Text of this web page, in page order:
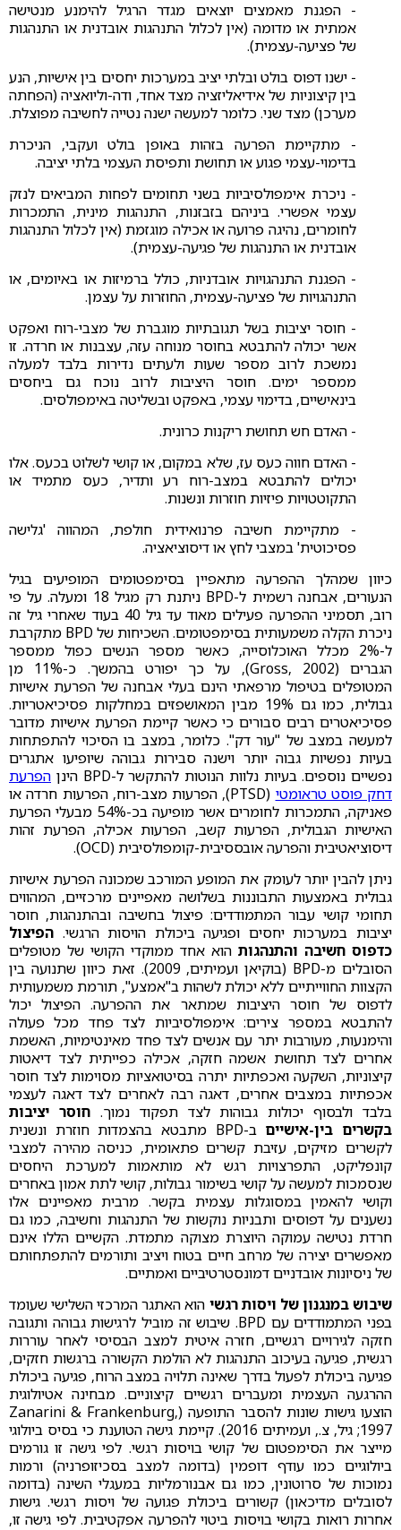
- הפגנת מאמצים יוצאים מגדר הרגיל להימנע מנטישה
אמתית או מדומה (אין לכלול התנהגות אובדנית או התנהגות
של פציעה-עצמית).
- ישנו דפוס בולט ובלתי יציב במערכות יחסים בין אישיות, הנע
בין קיצוניות של אידיאליזציה מצד אחד, ודה-וליואציה (הפחתה
מערכן) מצד שני. כלומר למעשה ישנה נטייה לחשיבה מפוצלת.
- מתקיימת הפרעה בזהות באופן בולט ועקבי, הניכרת
בדימוי-עצמי פגוע או תחושת ותפיסת העצמי בלתי יציבה.
- ניכרת אימפולסיביות בשני תחומים לפחות המביאים לנזק
עצמי אפשרי. ביניהם בזבזנות, התנהגות מינית, התמכרות
לחומרים, נהיגה פרועה או אכילה מוגזמת (אין לכלול התנהגות
אובדנית או התנהגות של פגיעה-עצמית).
- הפגנת התנהגויות אובדניות, כולל ברמיזות או באיומים, או
התנהגויות של פציעה-עצמית, החוזרות על עצמן.
- חוסר יציבות בשל תגובתיות מוגברת של מצבי-רוח ואפקט
אשר יכולה להתבטא בחוסר מנוחה עזה, עצבנות או חרדה. זו
נמשכת לרוב מספר שעות ולעתים נדירות בלבד למעלה
ממספר ימים. חוסר היציבות לרוב נוכח גם ביחסים
בינאישיים, בדימוי עצמי, באפקט ובשליטה באימפולסים.
- האדם חש תחושת ריקנות כרונית.
- האדם חווה כעס עז, שלא במקום, או קושי לשלוט בכעס. אלו
יכולים להתבטא במצב-רוח רע ותדיר, כעס מתמיד או
התקוטטויות פיזיות חוזרות ונשנות.
- מתקיימת חשיבה פרנואידית חולפת, המהווה 'גלישה
פסיכוטית' במצבי לחץ או דיסוציאציה.
כיוון שמהלך ההפרעה מתאפיין בסימפטומים המופיעים בגיל
הנעורים, אבחנה רשמית ל-BPD ניתנת רק מגיל 18 ומעלה. על פי
רוב, תסמיני ההפרעה פעילים מאוד עד גיל 40 בעוד שאחרי גיל זה
ניכרת הקלה משמעותית בסימפטומים. השכיחות של BPD מתקרבת
ל-2% מכלל האוכלוסייה, כאשר מספר הנשים כפול ממספר
הגברים (Gross, 2002), על כך יפורט בהמשך. כ-11% מן
המטופלים בטיפול מרפאתי הינם בעלי אבחנה של הפרעת אישיות
גבולית, כמו גם 19% מבין המאושפזים במחלקות פסיכיאטריות.
פסיכיאטרים רבים סבורים כי כאשר קיימת הפרעת אישיות מדובר
למעשה במצב של "עור דק". כלומר, במצב בו הסיכוי להתפתחות
בעיות נפשיות גבוה יותר וישנה סבירות גבוהה שיופיעו אתגרים
נפשיים נוספים. בעיות נלוות הנוטות להתקשר ל-BPD הינן
הפרעת
דחק פוסט טראומטי
(PTSD), הפרעות מצב-רוח, הפרעות חרדה או
פאניקה, התמכרות לחומרים אשר מופיעה בכ-54% מבעלי הפרעת
האישיות הגבולית, הפרעות קשב, הפרעות אכילה, הפרעת זהות
דיסוציאטיבית והפרעה אובססיבית-קומפולסיבית (OCD).
ניתן להבין יותר לעומק את המופע המורכב שמכונה הפרעת אישיות
גבולית באמצעות התבוננות בשלושה מאפיינים מרכזיים, המהווים
תחומי קושי עבור המתמודדים: פיצול בחשיבה ובהתנהגות, חוסר
יציבות במערכות יחסים ופגיעה ביכולת הויסות הרגשי. הפיצול
כדפוס חשיבה והתנהגות הוא אחד ממוקדי הקושי של מטופלים
הסובלים מ-BPD (בוקיאן ועמיתים, 2009). זאת כיוון שתנועה בין
הקצוות החווייתיים ללא יכולת לשהות ב"אמצע", תורמת משמעותית
לדפוס של חוסר היציבות שמתאר את ההפרעה. הפיצול יכול
להתבטא במספר צירים: אימפולסיביות לצד פחד מכל פעולה
והימנעות, מעורבות יתר עם אנשים לצד פחד מאינטימיות, האשמת
אחרים לצד תחושת אשמה חזקה, אכילה כפייתית לצד דיאטות
קיצוניות, השקעה ואכפתיות יתרה בסיטואציות מסוימות לצד חוסר
אכפתיות במצבים אחרים, דאגה רבה לאחרים לצד דאגה לעצמי
בלבד ולבסוף יכולות גבוהות לצד תפקוד נמוך.חוסר יציבות
בקשרים בין-אישיים
ב-BPD מתבטא בהצמדות חוזרת ונשנית
לקשרים מזיקים, עזיבת קשרים פתאומית, כניסה מהירה למצבי
קונפליקט, התפרצויות רגש לא מותאמות למערכת היחסים
שנסמכות למעשה על קושי בשימור גבולות, קושי לתת אמון באחרים
וקושי להאמין במסוגלות עצמית בקשר. מרבית מאפיינים אלו
נשענים על דפוסים ותבניות נוקשות של התנהגות וחשיבה, כמו גם
חרדת נטישה עמוקה היוצרת מצוקה מתמדת. הקשיים הללו אינם
מאפשרים יצירה של מרחב חיים בטוח ויציב ותורמים להתפתחותם
של ניסיונות אובדניים דמונסטרטיביים ואמתיים.
שיבוש במנגנון של ויסות רגשי הוא האתגר המרכזי השלישי שעומד
בפני המתמודדים עם BPD. שיבוש זה מוביל לרגישות גבוהה ותגובה
חזקה לגירויים רגשיים, חזרה איטית למצב הבסיסי לאחר עוררות
רגשית, פגיעה בעיכוב התנהגות לא הולמת הקשורה ברגשות חזקים,
פגיעה ביכולת לפעול בדרך שאינה תלויה במצב הרוח, פגיעה ביכולת
ההרגעה העצמית ומעברים רגשיים קיצוניים. מבחינה אטיולוגית
הוצעו גישות שונות להסבר התופעה (Zanarini & Frankenburg,
1997; גיל, צ., ועמיתים 2016). קיימת גישה הטוענת כי בסיס ביולוגי
מייצר את הסימפטום של קושי בויסות רגשי. לפי גישה זו גורמים
ביולוגיים כמו עודף דופמין (בדומה למצב בסכיזופרניה) ורמות
נמוכות של סרוטונין, כמו גם אבנורמליות במעגלי השינה (בדומה
לסובלים מדיכאון) קשורים ביכולת פגועה של ויסות רגשי. גישות
אחרות רואות בקושי בויסות ביטוי להפרעה אפקטיבית. לפי גישה זו,